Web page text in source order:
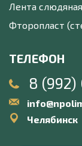
Лента слюдяная
Фторопласт
ТЕЛЕФОН
8 (992)
Челябинск